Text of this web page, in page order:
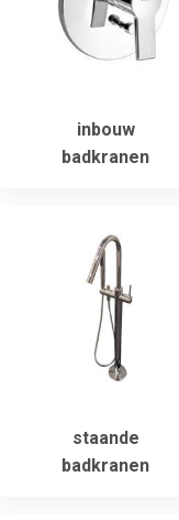
inbouw
badkranen
staande
badkranen